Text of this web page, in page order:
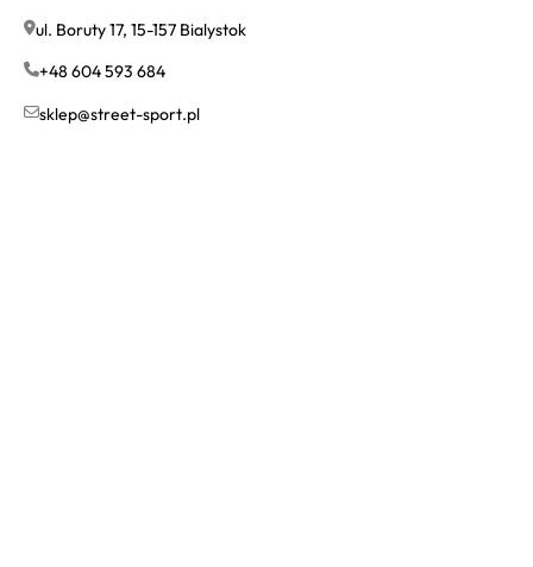
ul. Boruty 17, 15-157 Bialystok
+48 604 593 684
sklep@street-sport.pl